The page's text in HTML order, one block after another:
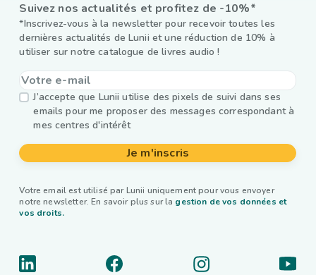
Suivez nos actualités et profitez de -10%*
*Inscrivez-vous à la newsletter pour recevoir toutes les
dernières actualités de Lunii et une réduction de 10% à
utiliser sur notre catalogue de livres audio !
J’accepte que Lunii utilise des pixels de suivi dans ses
emails pour me proposer des messages correspondant à
mes centres d'intérêt
Je m'inscris
Votre email est utilisé par Lunii uniquement pour vous envoyer
notre newsletter. En savoir plus sur la gestion de vos données et
vos droits.